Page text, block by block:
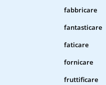
fabbricare
fantasticare
faticare
fornicare
fruttificare